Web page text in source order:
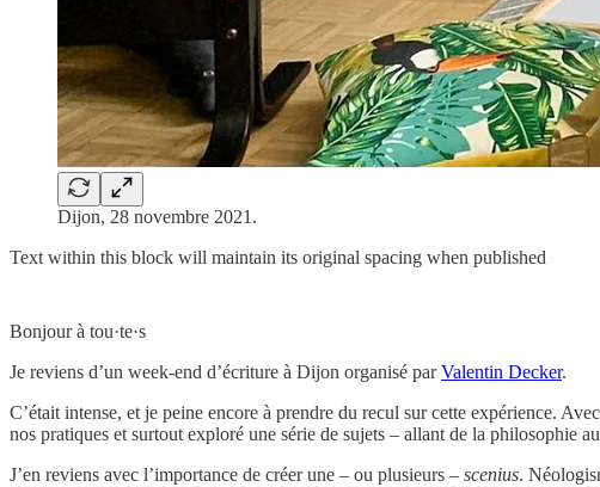
Dijon, 28 novembre 2021.
Text within this block will maintain its original spacing when published
Bonjour à tou·te·s
Je reviens d’un week-end d’écriture à Dijon organisé parValentin Decker.
C’était intense, et je peine encore à prendre du recul sur cette expérience.
nos pratiques et surtout exploré une série de sujets – allant de la philosophie
J’en reviens avec l’importance de créer une – ou plusieurs – scenius.